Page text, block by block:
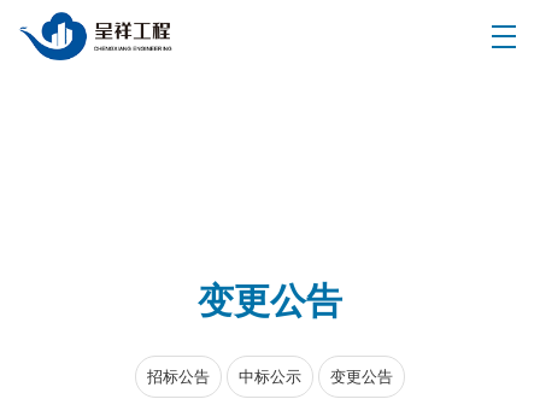
变更公告
招标公告 中标公示 变更公告